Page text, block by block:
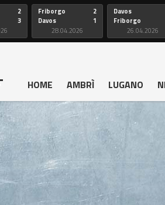
2
3
Friborgo
Davos
2
1
28.04.2026
Davos
Friborgo
26.04.2026
HOME AMBRÌ LUGANO